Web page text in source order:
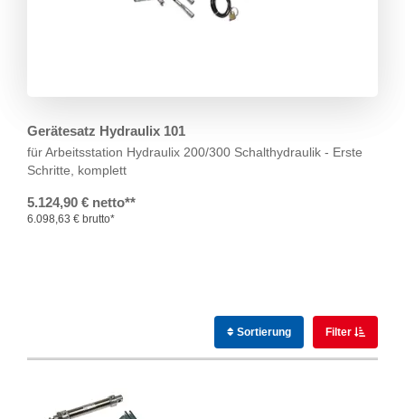
Gerätesatz Hydraulix 101
für Arbeitsstation Hydraulix 200/300 Schalthydraulik - Erste
Schritte, komplett
5.124,90 € netto**
6.098,63 € brutto*
Sortierung Filter